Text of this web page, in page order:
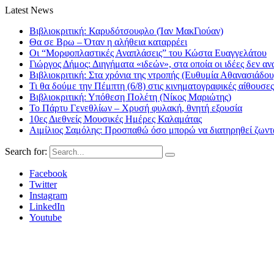
Latest News
Βιβλιοκριτική: Καρυδότσουφλο (Ίαν ΜακΓιούαν)
Θα σε Βρω – Όταν η αλήθεια καταρρέει
Οι “Μορφοπλαστικές Αναπλάσεις” του Κώστα Ευαγγελάτου
Γιώργος Δήμος: Διηγήματα «ιδεών», στα οποία οι ιδέες δεν
Βιβλιοκριτική: Στα χρόνια της ντροπής (Ευθυμία
Τι θα δούμε την Πέμπτη (6/8) στις κινηματογραφικές αίθουσες
Βιβλιοκριτική: Υπόθεση Πολέτη (Νίκος Μαριώτης)
Το Πάρτυ Γενεθλίων – Χρυσή φυλακή, θνητή εξουσία
10ες Διεθνείς Μουσικές Ημέρες Καλαμάτας
Αιμίλιος Σαμόλης: Προσπαθώ όσο μπορώ να διατηρηθεί
Search for:
Facebook
Twitter
Instagram
LinkedIn
Youtube